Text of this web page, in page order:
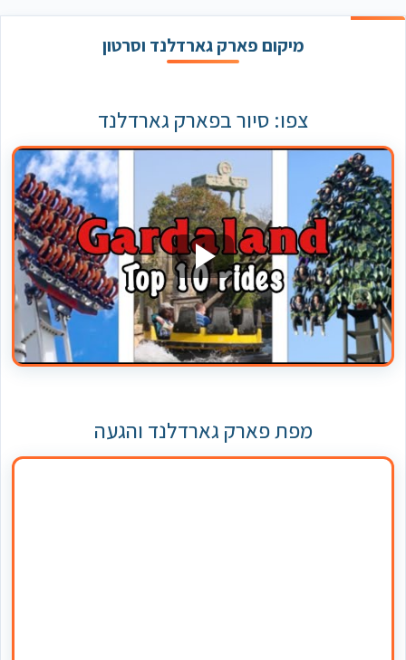
מיקום פארק גארדלנד וסרטון
צפו: סיור בפארק גארדלנד
מפת פארק גארדלנד והגעה